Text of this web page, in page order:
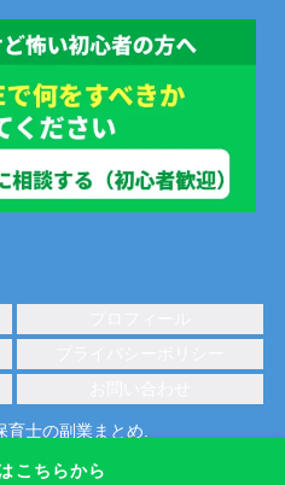
こちらから
士の副業まとめ.